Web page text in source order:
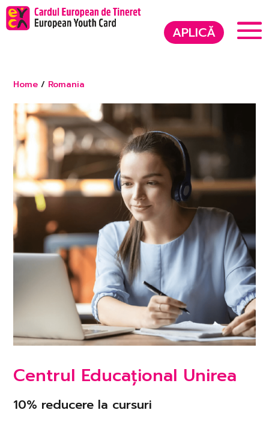
APLICĂ
Home / Romania
Centrul Educațional Unirea
10% reducere la cursuri